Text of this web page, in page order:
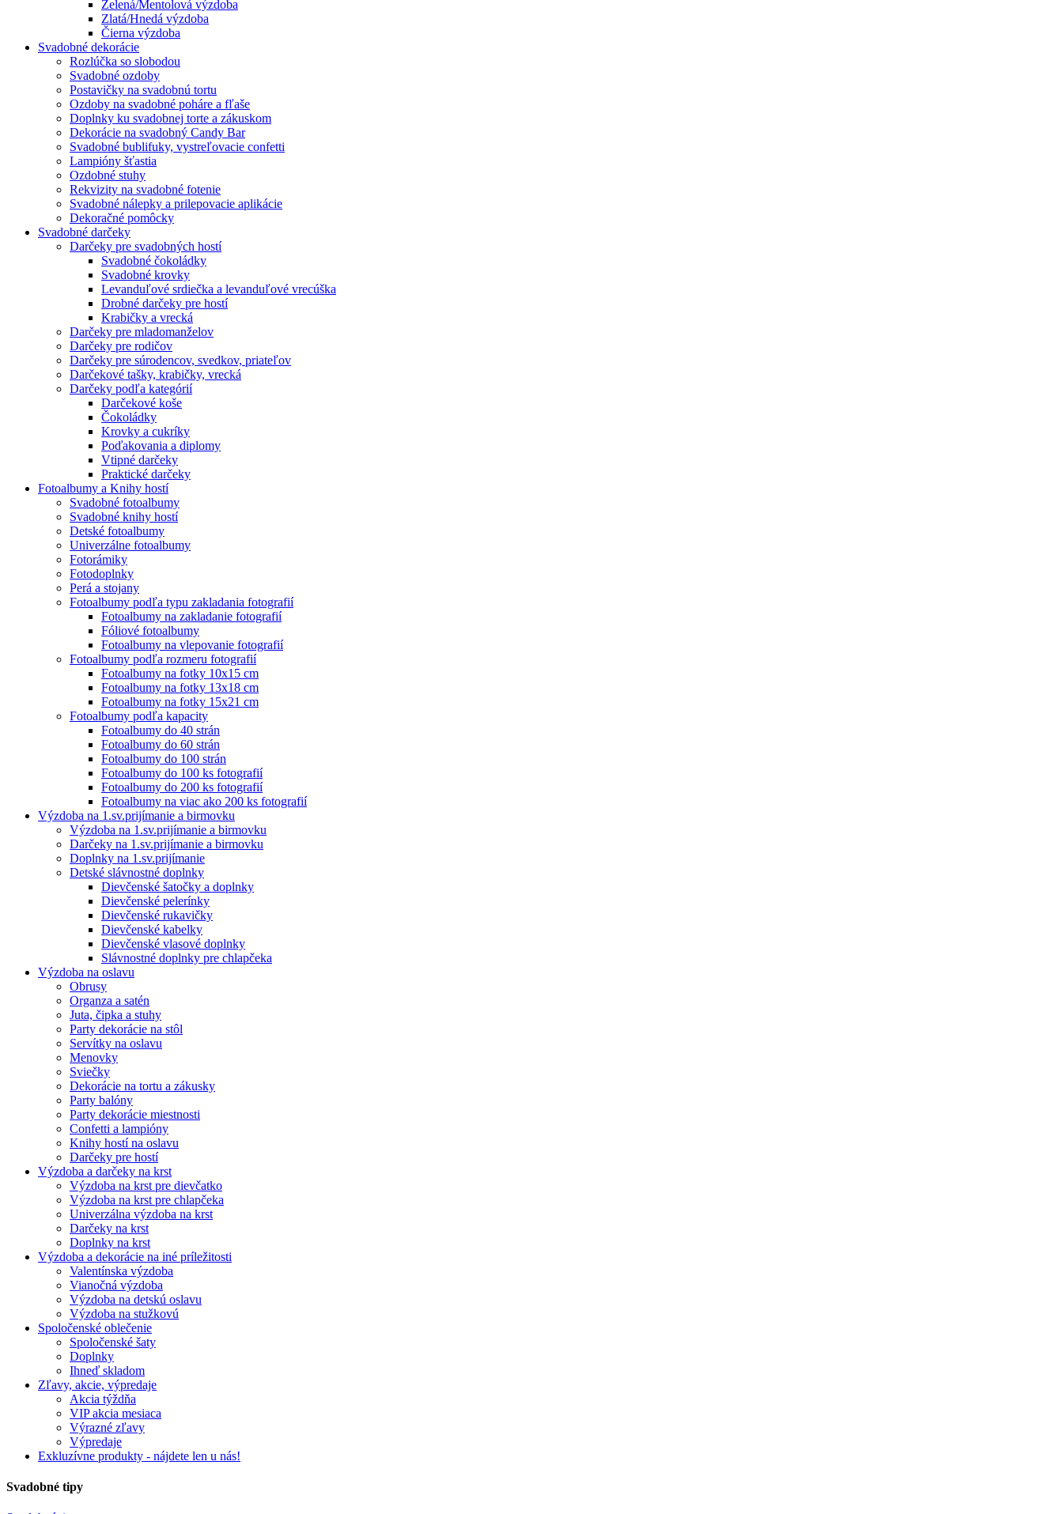
Zelená/Mentolová výzdoba
Zlatá/Hnedá výzdoba
Čierna výzdoba
Svadobné dekorácie
Rozlúčka so slobodou
Svadobné ozdoby
Postavičky na svadobnú tortu
Ozdoby na svadobné poháre a fľaše
Doplnky ku svadobnej torte a zákuskom
Dekorácie na svadobný Candy Bar
Svadobné bublifuky, vystreľovacie confetti
Lampióny šťastia
Ozdobné stuhy
Rekvizity na svadobné fotenie
Svadobné nálepky a prilepovacie aplikácie
Dekoračné pomôcky
Svadobné darčeky
Darčeky pre svadobných hostí
Svadobné čokoládky
Svadobné krovky
Levanduľové srdiečka a levanduľové vrecúška
Drobné darčeky pre hostí
Krabičky a vrecká
Darčeky pre mladomanželov
Darčeky pre rodičov
Darčeky pre súrodencov, svedkov, priateľov
Darčekové tašky, krabičky, vrecká
Darčeky podľa kategórií
Darčekové koše
Čokoládky
Krovky a cukríky
Poďakovania a diplomy
Vtipné darčeky
Praktické darčeky
Fotoalbumy a Knihy hostí
Svadobné fotoalbumy
Svadobné knihy hostí
Detské fotoalbumy
Univerzálne fotoalbumy
Fotorámiky
Fotodoplnky
Perá a stojany
Fotoalbumy podľa typu zakladania fotografií
Fotoalbumy na zakladanie fotografií
Fóliové fotoalbumy
Fotoalbumy na vlepovanie fotografií
Fotoalbumy podľa rozmeru fotografií
Fotoalbumy na fotky 10x15 cm
Fotoalbumy na fotky 13x18 cm
Fotoalbumy na fotky 15x21 cm
Fotoalbumy podľa kapacity
Fotoalbumy do 40 strán
Fotoalbumy do 60 strán
Fotoalbumy do 100 strán
Fotoalbumy do 100 ks fotografií
Fotoalbumy do 200 ks fotografií
Fotoalbumy na viac ako 200 ks fotografií
Výzdoba na 1.sv.prijímanie a birmovku
Výzdoba na 1.sv.prijímanie a birmovku
Darčeky na 1.sv.prijímanie a birmovku
Doplnky na 1.sv.prijímanie
Detské slávnostné doplnky
Dievčenské šatočky a doplnky
Dievčenské pelerínky
Dievčenské rukavičky
Dievčenské kabelky
Dievčenské vlasové doplnky
Slávnostné doplnky pre chlapčeka
Výzdoba na oslavu
Obrusy
Organza a satén
Juta, čipka a stuhy
Party dekorácie na stôl
Servítky na oslavu
Menovky
Sviečky
Dekorácie na tortu a zákusky
Party balóny
Party dekorácie miestnosti
Confetti a lampióny
Knihy hostí na oslavu
Darčeky pre hostí
Výzdoba a darčeky na krst
Výzdoba na krst pre dievčatko
Výzdoba na krst pre chlapčeka
Univerzálna výzdoba na krst
Darčeky na krst
Doplnky na krst
Výzdoba a dekorácie na iné príležitosti
Valentínska výzdoba
Vianočná výzdoba
Výzdoba na detskú oslavu
Výzdoba na stužkovú
Spoločenské oblečenie
Spoločenské šaty
Doplnky
Ihneď skladom
Zľavy, akcie, výpredaje
Akcia týždňa
VIP akcia mesiaca
Výrazné zľavy
Výpredaje
Exkluzívne produkty - nájdete len u nás!
Svadobné tipy